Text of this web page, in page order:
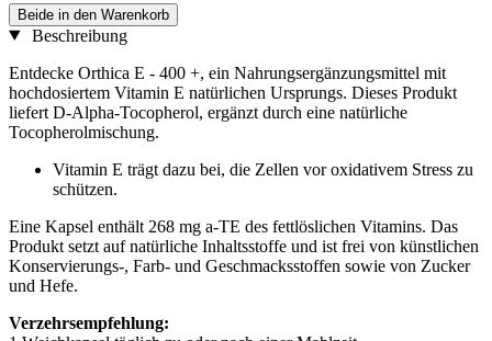
Beide in den Warenkorb
Beschreibung
Entdecke Orthica E - 400 +, ein Nahrungsergänzungsmittel mit
hochdosiertem Vitamin E natürlichen Ursprungs. Dieses Produkt
liefert D-Alpha-Tocopherol, ergänzt durch eine natürliche
Tocopherolmischung.
Vitamin E trägt dazu bei, die Zellen vor oxidativem Stress zu
schützen.
Eine Kapsel enthält 268 mg a-TE des fettlöslichen Vitamins. Das
Produkt setzt auf natürliche Inhaltsstoffe und ist frei von künstlichen
Konservierungs-, Farb- und Geschmacksstoffen sowie von Zucker
und Hefe.
Verzehrsempfehlung: